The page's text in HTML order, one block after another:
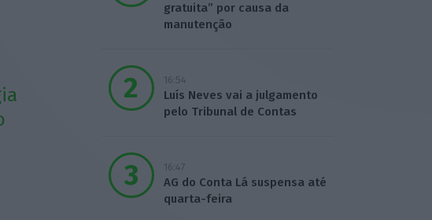
gratuita” por causa da
manutenção
16:54
Luís Neves vai a julgamento
pelo Tribunal de Contas
16:47
AG do Conta Lá suspensa até
quarta-feira